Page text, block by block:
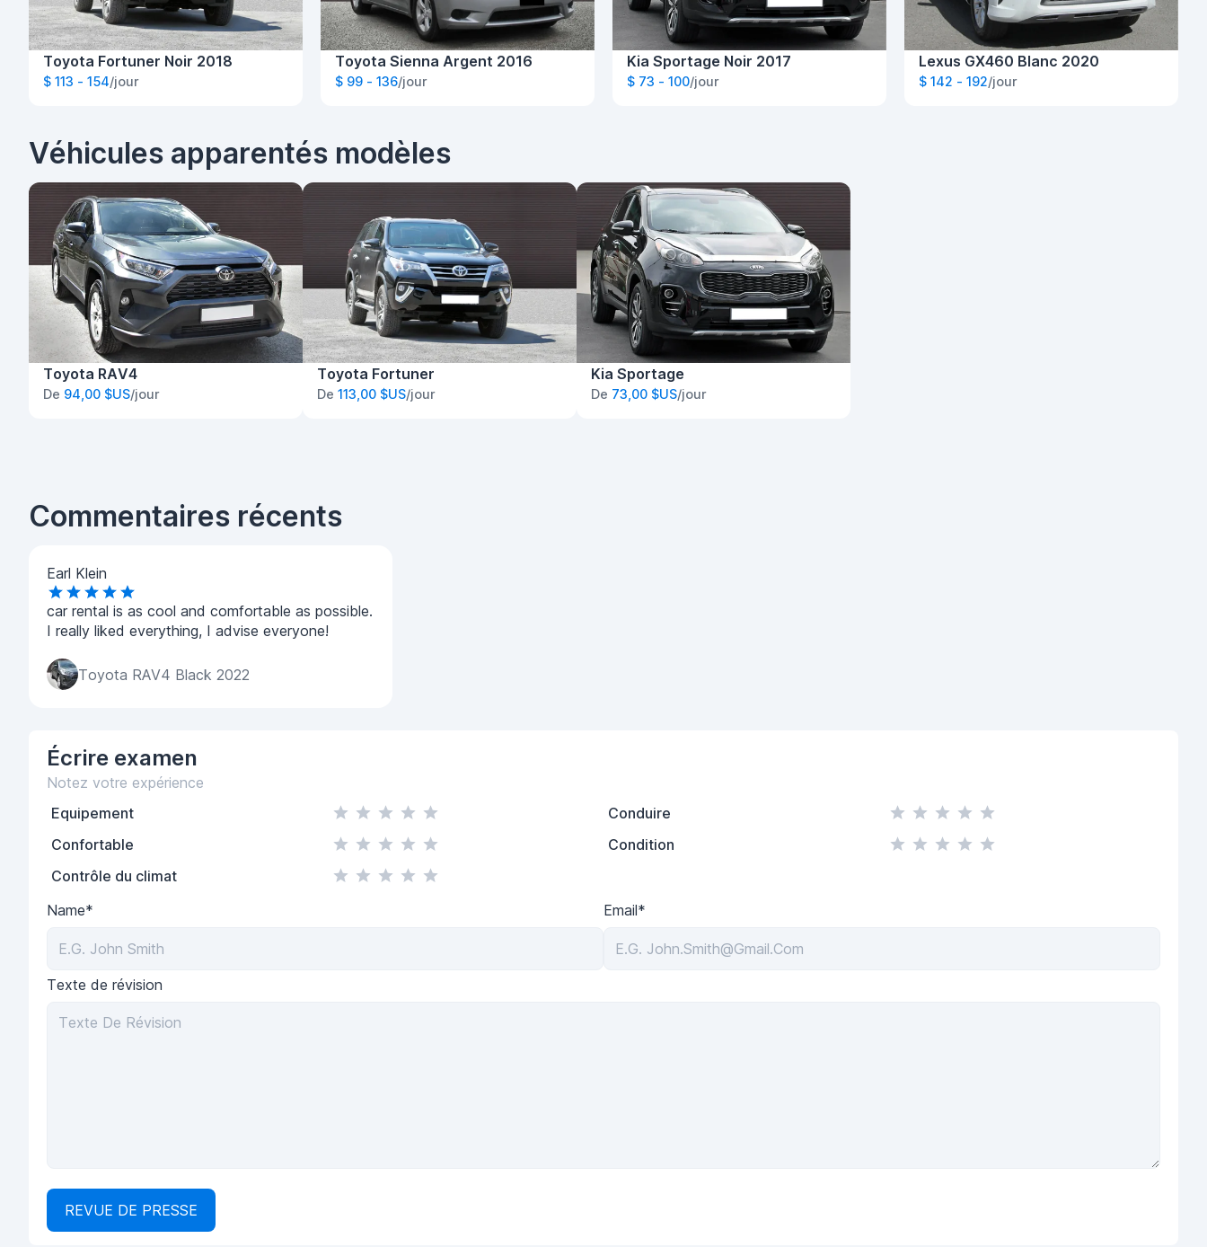
Toyota Fortuner Noir 2018
$ 113 - 154/jour
Toyota Sienna Argent 2016
$ 99 - 136/jour
Kia Sportage Noir 2017
$ 73 - 100/jour
Lexus GX460 Blanc 2020
$ 142 - 192/jour
Véhicules apparentés modèles
Toyota RAV4
De 94,00 $US/jour
Toyota Fortuner
De 113,00 $US/jour
Kia Sportage
De 73,00 $US/jour
Commentaires récents
Earl Klein
car rental is as cool and comfortable as possible.
I really liked everything, I advise everyone!
Toyota RAV4 Black 2022
Écrire examen
Notez votre expérience
Equipement
Confortable
Contrôle du climat
Conduire
Condition
Name* Email*
Texte de révision
REVUE DE PRESSE